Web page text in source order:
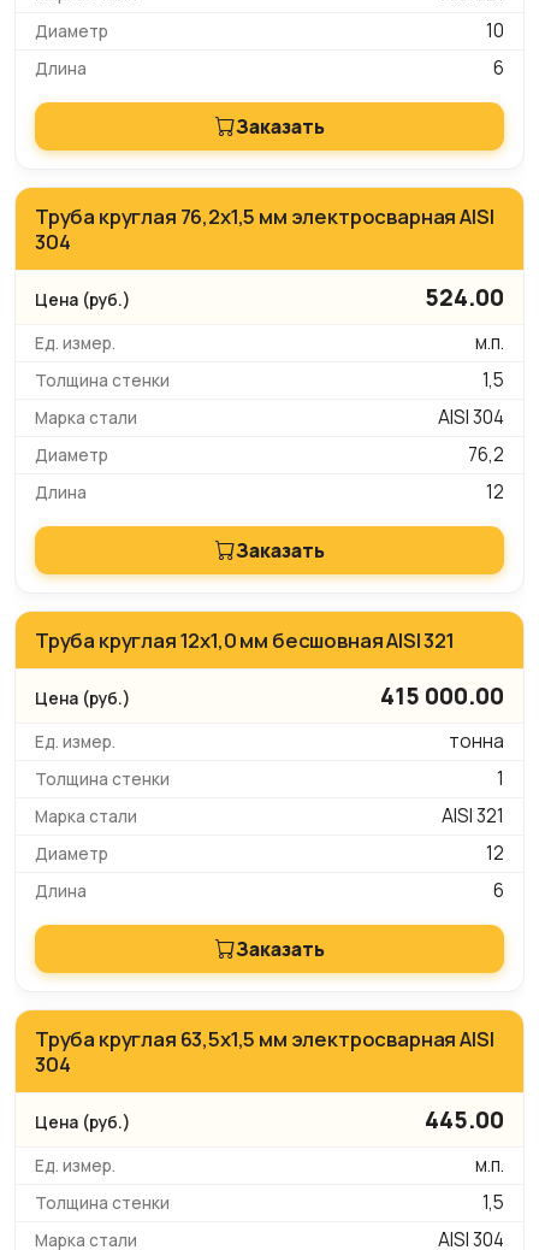
10
6
Заказать
Труба круглая 76,2х1,5 мм электросварная AISI
304
524.00
м.п.
1,5
AISI 304
76,2
12
Заказать
Труба круглая 12х1,0 мм бесшовная AISI 321
415 000.00
тонна
1
AISI 321
12
6
Заказать
Труба круглая 63,5х1,5 мм электросварная AISI
304
445.00
м.п.
1,5
AISI 304